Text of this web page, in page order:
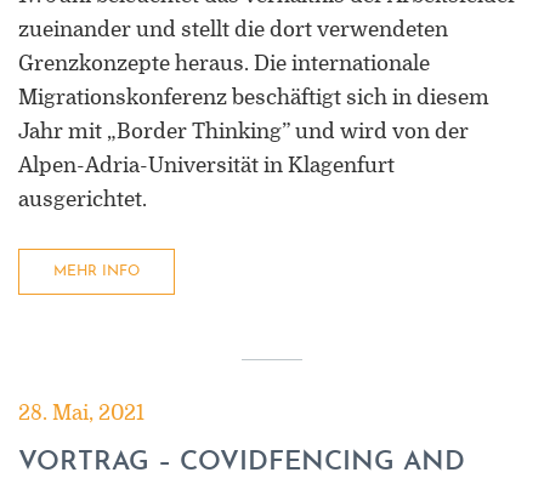
zueinander und stellt die dort verwendeten
Grenzkonzepte heraus. Die internationale
Migrationskonferenz beschäftigt sich in diesem
Jahr mit „Border Thinking” und wird von der
Alpen-Adria-Universität in Klagenfurt
ausgerichtet.
MEHR INFO
28. Mai, 2021
VORTRAG – COVIDFENCING AND